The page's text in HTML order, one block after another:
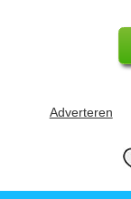
Adverteren